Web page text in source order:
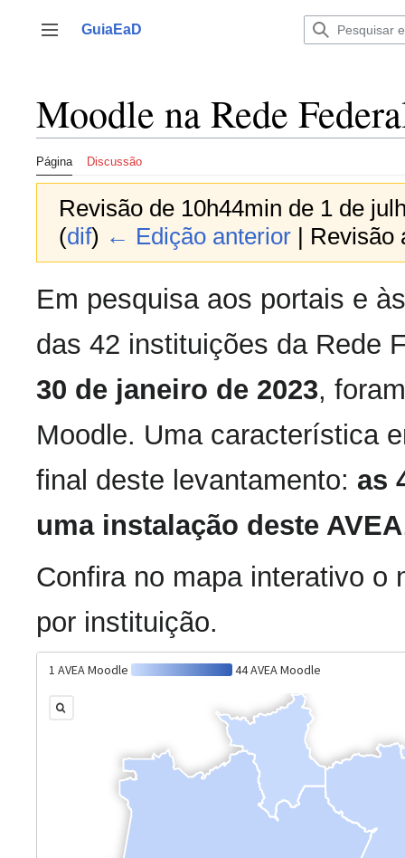
para
Alternar barra lateral
GuiaEaD
Moodle na Rede
Página Discussão
Revisão de 10h44min de 1 de
(dif) ← Edição anterior | Revisão
Em pesquisa aos portais e
das 42 instituições da Rede
30 de janeiro de 2023,
Moodle. Uma característica
final deste levantamento: as
uma instalação deste AVEA
Confira no mapa interativo o
por instituição.